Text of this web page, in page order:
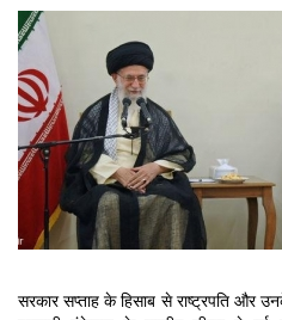
सरकार सप्ताह के हिसाब से राष्ट्रपति और